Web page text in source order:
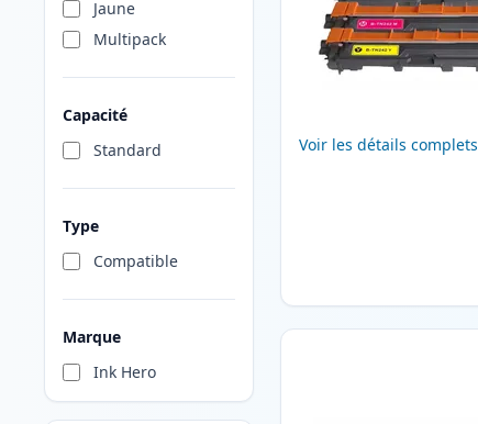
Jaune
Multipack
Capacité
Standard
Type
Compatible
Marque
Ink Hero
Voir les détails complets